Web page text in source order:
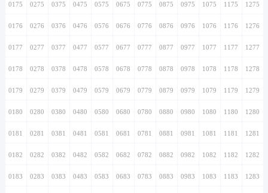
0175 0275 0375 0475 0575 0675 0775 0875 0975 1075 1175 1275
0176 0276 0376 0476 0576 0676 0776 0876 0976 1076 1176 1276
0177 0277 0377 0477 0577 0677 0777 0877 0977 1077 1177 1277
0178 0278 0378 0478 0578 0678 0778 0878 0978 1078 1178 1278
0179 0279 0379 0479 0579 0679 0779 0879 0979 1079 1179 1279
0180 0280 0380 0480 0580 0680 0780 0880 0980 1080 1180 1280
0181 0281 0381 0481 0581 0681 0781 0881 0981 1081 1181 1281
0182 0282 0382 0482 0582 0682 0782 0882 0982 1082 1182 1282
0183 0283 0383 0483 0583 0683 0783 0883 0983 1083 1183 1283